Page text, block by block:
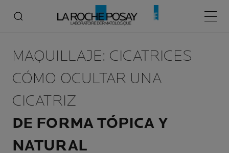
Menú
MAQUILLAJE: CICATRICES
CÓMO OCULTAR UNA
CICATRIZ
DE FORMA TÓPICA Y
NATURAL